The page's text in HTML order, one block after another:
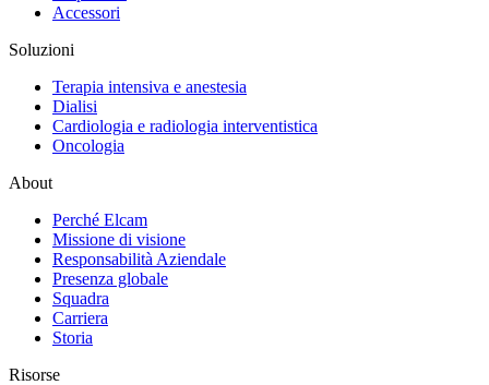
Accessori
Soluzioni
Terapia intensiva e anestesia
Dialisi
Cardiologia e radiologia interventistica
Oncologia
About
Perché Elcam
Missione di visione
Responsabilità Aziendale
Presenza globale
Squadra
Carriera
Storia
Risorse